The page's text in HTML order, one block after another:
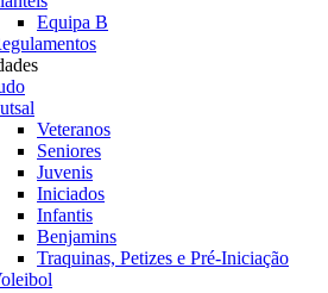
Equipa B
Veteranos
Seniores
Juvenis
Iniciados
Infantis
Benjamins
Traquinas, Petizes e Pré-Iniciação